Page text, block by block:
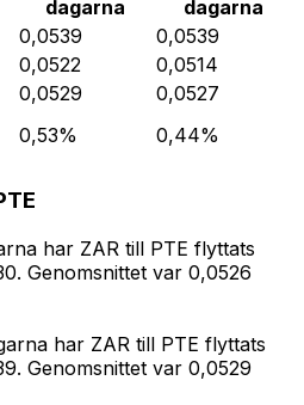
dagarna
dagarna
0,0539
0,0539
0,0522
0,0514
0,0529
0,0527
0,53% 0,44%
har ZAR till PTE flyttats
Genomsnittet var 0,0526
har ZAR till PTE flyttats
Genomsnittet var 0,0529